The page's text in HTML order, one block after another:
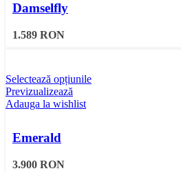
Damselfly
1.589 RON
Selectează opțiunile
Previzualizează
Adauga la wishlist
Emerald
3.900 RON